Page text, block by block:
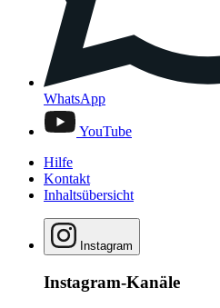
WhatsApp
YouTube
Hilfe
Kontakt
Inhaltsübersicht
Instagram
Instagram-Kanäle